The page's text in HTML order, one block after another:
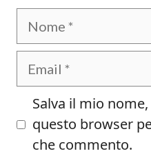
Nome
Email
Salva il mio
questo browser
che commento.